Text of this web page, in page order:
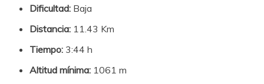
Dificultad: Baja
Distancia: 11.43 Km
Tiempo: 3:44 h
Altitud mínima: 1061 m